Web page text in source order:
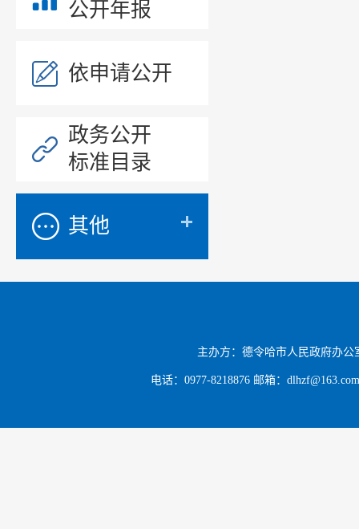
公开年报
依申请公开
政务公开
标准目录
其他
主办方：德令哈市人民政府办
电话：0977-8218876 邮箱：